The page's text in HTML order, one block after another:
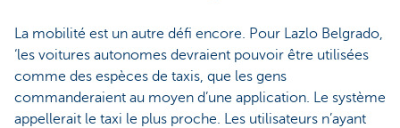
La mobilité est un autre défi encore. Pour Lazlo Belgrado,
‘les voitures autonomes devraient pouvoir être utilisées
comme des espèces de taxis, que les gens
commanderaient au moyen d’une application. Le système
appellerait le taxi le plus proche. Les utilisateurs n’ayant